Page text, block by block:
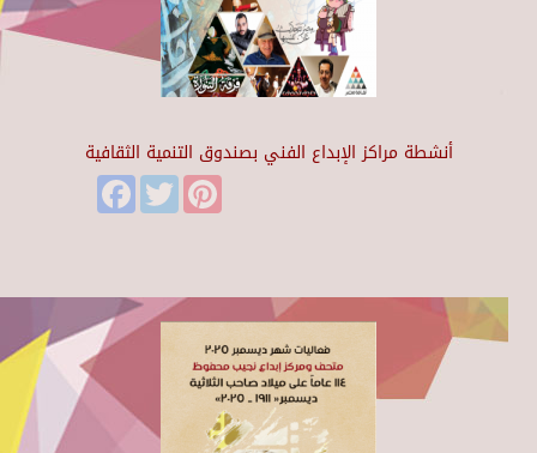
أنشطة مراكز الإبداع الفني بصندوق التنمية الثقافية
FacebookTwitter